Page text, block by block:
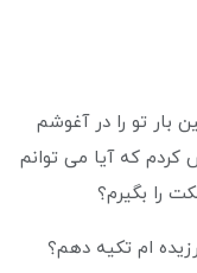
تو را در آغوشم
کردم که آیا می توانم
را بگیرم؟
ام تکیه دهم؟